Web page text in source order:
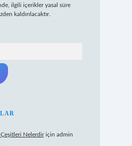
ilgili içerikler yasal süre
kaldırılacaktır.
Çeşitleri Nelerdiriçin admin